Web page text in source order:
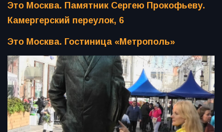
Это Москва. Памятник Сергею Прокофьеву.
Камергерский переулок, 6
Это Москва. Гостиница «Метрополь»